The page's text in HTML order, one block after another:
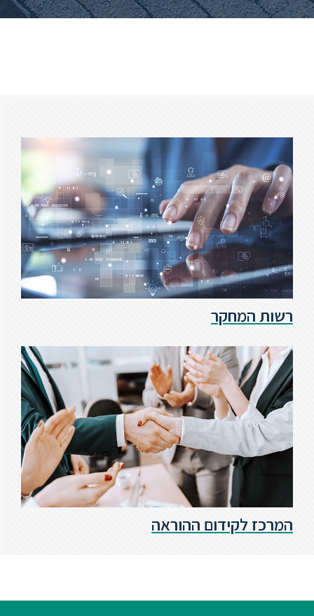
אנגלית
המרכז
הקדם
אקדמי
לימודי
חוץ
והמשך
מתעניינים
בוגרים
סגל
מחקר
היחידה
רשות המחקר
המרכז לקידום ההוראה